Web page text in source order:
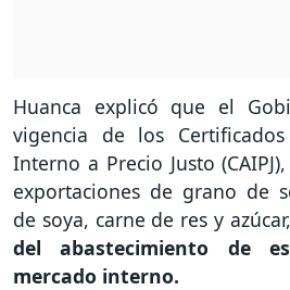
Huanca explicó que el
vigencia de los
Interno a Precio Justo
exportaciones de grano de
de soya, carne de res y azúcar,
del abastecimiento de
mercado interno.